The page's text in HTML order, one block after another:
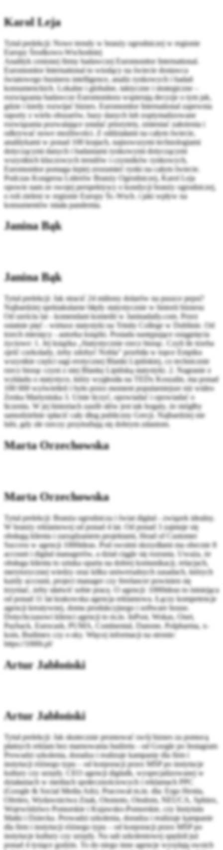
Karol Leja
Tytuł prelekcji: Nowe trendy w branży ogrodniczej w regionie
Europy Środkowo-Wschodniej
Analityk cenionej firmy badawczej Euromonitor International.
Euromonitor International to wiodący na świecie dostawca
światowego business intelligence, analiz rynkowych i badań
konsumenckich. Lokalne i globalne, taktyczne i strategiczne –
rozwiązania badawcze Euromonitora wspierają decyzje o tym jak,
gdzie i kiedy rozwijać biznes. Euromonitor International zapewnia
raporty z wielu obszarów, bazy danych lub zoptymalizowane
rozwiązania pozwalające ustalać priorytety, zmieniać założenia i
odkrywać nowe możliwości. Z oddziałami na całym świecie,
analitykami w ponad 100 krajach, najnowszymi technologiami
dotyczącymi danych i badaniami rynkowymi dotyczącymi
wszystkich kluczowych trendów i czynników rynkowych,
Euromonitor pomaga lepiej zrozumieć rynki na całym świecie.
Podczas Kongresu Liderów Branży Ogrodniczej, Karol Leja
opowie nam ze swojej perspektywy o kondycji branży ogrodniczej,
o roli zieleni w regionie Europy Śr.-Wsch. i jaki wpływ na
konsumentów miała pandemia.
Janina Bąk
Janina Bąk
Tytuł prelekcji: Jak stracić 24 miliony dolarów na puszce pepsi?
Najbardziej spektakularne błędy statystycznie w historii biznesu
Od sześciu lat - komendant komedii w Janinadaily.com. Przez
ostatnie pięć - wirtuoz statystyki na Trinity College w Dublinie. Od
trzech miesięcy - autorka książki. Posiada następujące osiągnięcia
życiowe: 1. Jej książka „Statystycznie rzecz biorąc. Czyli ile trzeba
zjeść czekolady, żeby zdobyć Nobla” przebiła w topce Empiku
wszystkie części sagi erotycznej Blanki Lipińskiej, co technicznie
rzecz biorąc czyni z niej Blankę Lipińską statystyki. 2. Nagranie z
wykładu o statystyce, który wygłosiła na TEDx Koszalin, ma ponad
100 000 wyświetleń i było przez moment popularniejsze niż wideo
Zenka Martyniuka 3. Umie liczyć, opowiadać i opowiadać o
liczeniu. W jej historiach zasób słów jest tak bogaty, że mógłby
samodzielnie spłacić cały dług publiczny Grecji. Najbardziej nie
lubi, gdy złe rzeczy przytrafiają się dobrym zdaniom.
Marta Orzechowska
Marta Orzechowska
Tytuł prelekcji: Branża ogrodnicza i świat digital - związek idealny.
W branży reklamowej od ponad 4 lat. Od ponad 3 zajmuje się
obsługą klienta i zarządzaniem projektami, Head of Customer
Success w agencji 1000ideas. Pod swoimi skrzydłami ma obecnie 8
account i digital managerów, a dział ciągle się rozrasta. Uważa, że
obsługa klienta to sztuka oparta na dobrej komunikacji, relacjach,
merytorycznej wiedzy oraz kilku uniwersalnych zasadach, których
każdy account, project manager czy freelancer powinien się
trzymać, żeby ułatwić sobie pracę. O agencji: 1000ideas to istniejąca
od ponad 11 lat krakowska agencja reklamowa. Łączy kompetencje
agencji kreatywnej, domu produkcyjnego i software house.
Dotychczasowi klienci agencji to m.in. InPost, Wokas, Onet,
Payback, Eurocash, PUMA, Continental, Danone, Polpharma, x-
kom, Budimex czy e-sky. Więcej informacji na stronie:
https://1000i.pl/
Artur Jabłoński
Artur Jabłoński
Tytuł prelekcji: Jak skutecznie promować swój biznes za pomocą
płatnych reklam bez marnowania budżetu - od Google po Instagram
Prowadzi szkolenia, doradza i realizuje kampanie dla firm i
instytucji różnego typu – od korporacji przez MŚP po instytucje
kultury czy urzędy. CEO agencji digitalk, wyspecjalizowanej w
działaniach w mediach społecznościowych i reklamach PPC
(Google & Social Media Ads). Pracował m.in. dla: Ergo Hestia,
Oferteo, Wydawnictwa Znak, Otomoto, Otodom, NEUCA, Sphinx,
Województwo Pomorskie i Kujawsko-Pomorskie, czy Instytutu
Matki i Dziecka. Prowadzi szkolenia, doradza i realizuje kampanie
dla firm i instytucji różnego typu – od korporacji przez MŚP po
instytucje kultury czy urzędy. Na sali szkoleniowej spędził już
ponad 4 tysiące godzin. To do niego inne agencje wysyłają swoich